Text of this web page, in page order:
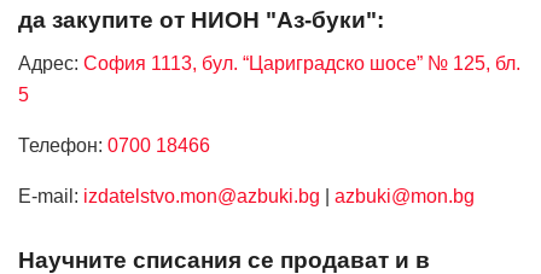
да закупите от НИОН "Аз-буки":
Адрес: София 1113, бул. “Цариградско шосе” № 125, бл.
5
Телефон: 0700 18466
Е-mail: izdatelstvo.mon@azbuki.bg azbuki@mon.bg
Научните списания се продават и в